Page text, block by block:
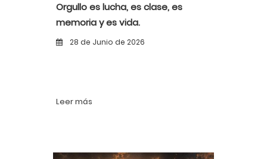
Orgullo es lucha, es clase, es
memoria y es vida.
28 de Junio de 2026
Leer más